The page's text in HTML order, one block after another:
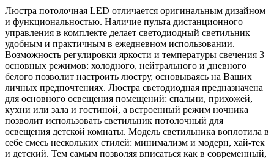
Люстра потолочная LED отличается оригинальным дизайном
и функциональностью. Наличие пульта дистанционного
управления в комплекте делает светодиодный светильник
удобным и практичным в ежедневном использовании.
Возможность регулировки яркости и температуры свечения 3
основных режимов: холодного, нейтрального и дневного
белого позволит настроить люстру, основываясь на Ваших
личных предпочтениях. Люстра светодиодная предназначена
для основного освещения помещений: спальни, прихожей,
кухни или зала и гостиной, а встроенный режим ночника
позволит использовать светильник потолочный для
освещения детской комнаты. Модель светильника воплотила в
себе смесь нескольких стилей: минимализм и модерн, хай-тек
и детский. Тем самым позволяя вписаться как в современный,